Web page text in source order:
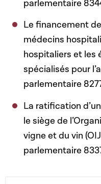
parlementaire
Le financement
médecins
hospitaliers et les
spécialisés pour
parlementaire
La ratification
le siège de
vigne et du vin
parlementaire